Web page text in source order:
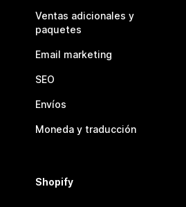
Ventas adicionales y
paquetes
Email marketing
SEO
Envíos
Moneda y traducción
Shopify